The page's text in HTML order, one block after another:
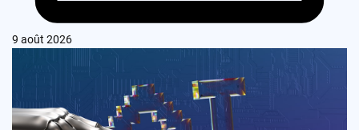
9 août 2026